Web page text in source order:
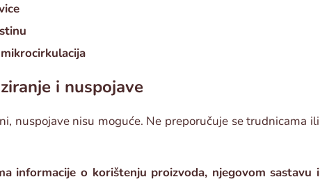
i nuspojave
nuspojave nisu moguće. Ne preporučuje se trudnicama ili
informacije o korištenju proizvoda, njegovom sastavu i